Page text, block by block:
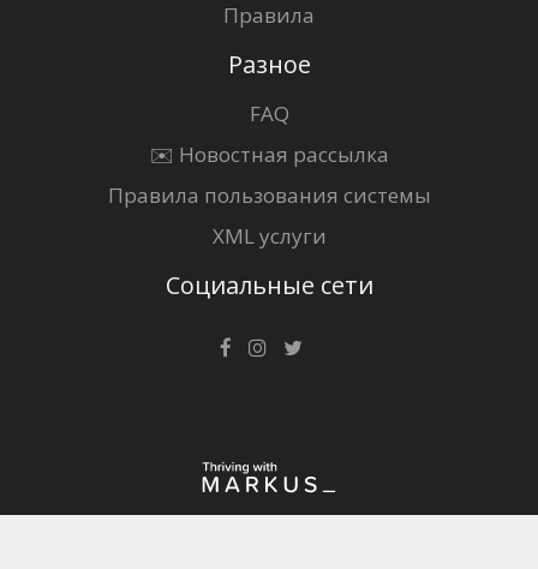
Правила
Разное
FAQ
✉️ Новостная рассылка
Правила пользования системы
XML услуги
Социальные сети